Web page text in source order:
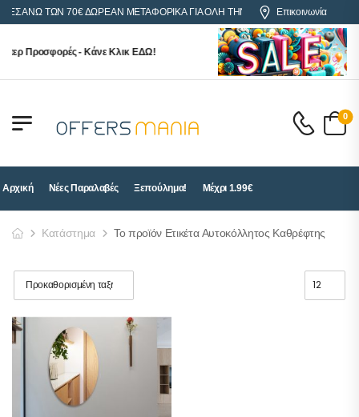
ΑΝΩ ΤΩΝ 70€ ΔΩΡΕΑΝ ΜΕΤΑΦΟΡΙΚΑ ΓΙΑ ΟΛΗ ΤΗΝ ΕΛΛΑΔΑΕπικοινωνία
Προσφορές - Κάνε Κλικ ΕΔΩ!
0
Αρχική Νέες Παραλαβές Ξεπούλημα! Μέχρι 1.99€
Κατάστημα Το προϊόν Ετικέτα Αυτοκόλλητος Καθρέφτης